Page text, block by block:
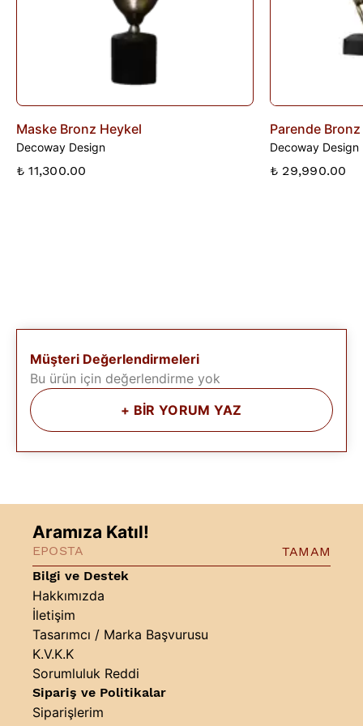
Maske Bronz Heykel
Decoway Design
₺ 11,300.00
Parende
Decoway Design
₺ 29,990.00
Müşteri Değerlendirmeleri
Bu ürün için değerlendirme yok
+ BİR YORUM YAZ
Bilgi ve Destek
Hakkımızda
İletişim
Tasarımcı / Marka Başvurusu
K.V.K.K
Sorumluluk Reddi
Sipariş ve Politikalar
Siparişlerim
Aramıza Katıl!
TAMAM